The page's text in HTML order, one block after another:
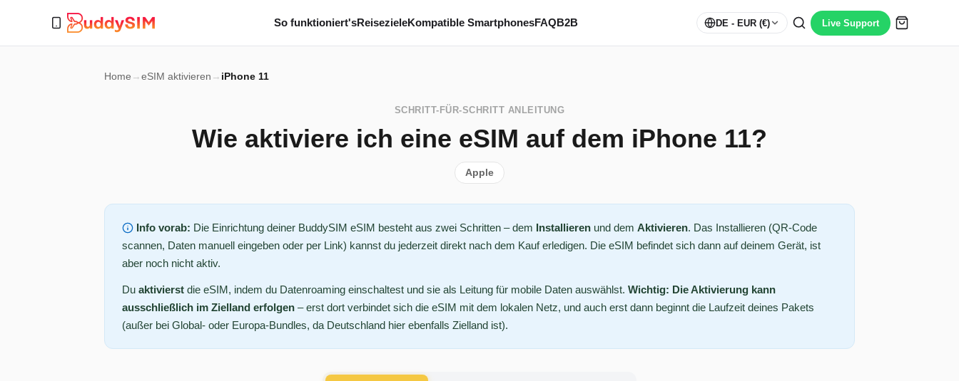
So funktioniert'sReisezieleKompatible SmartphonesFAQB2B DE - EUR (€) Live Support
Home →eSIM aktivieren → iPhone 11
SCHRITT-FÜR-SCHRITT ANLEITUNG
Wie aktiviere ich eine eSIM auf dem iPhone 11?
Apple
Info vorab: Die Einrichtung deiner BuddySIM eSIM besteht aus zwei Schritten – dem Installierenund dem Aktivieren. Das Installieren (QR-Code
scannen, Daten manuell eingeben oder per Link) kannst du jederzeit direkt nach dem Kauf erledigen. Die eSIM befindet sich dann auf deinem Gerät, ist
aber noch nicht aktiv.
Du aktivierst die eSIM, indem du Datenroaming einschaltest und sie als Leitung für mobile Daten auswählst. Wichtig: Die Aktivierung kann
ausschließlich im Zielland erfolgen – erst dort verbindet sich die eSIM mit dem lokalen Netz, und auch erst dann beginnt die Laufzeit deines Pakets
(außer bei Global- oder Europa-Bundles, da Deutschland hier ebenfalls Zielland ist).